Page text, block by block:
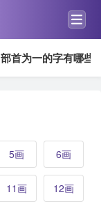
部首为一的字有哪些
5画 6画
11画 12画